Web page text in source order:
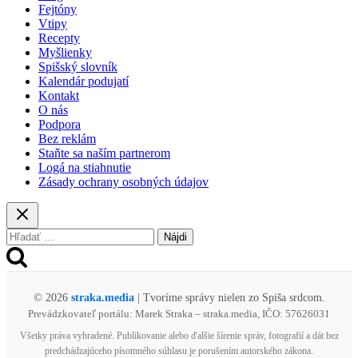
dieťaťa
Fejtóny
Vtipy
Recepty
Myšlienky
Spišský slovník
Kalendár podujatí
Kontakt
O nás
Podpora
Bez reklám
Staňte sa naším partnerom
Logá na stiahnutie
Zásady ochrany osobných údajov
Hľadať:
© 2026 straka.media| Tvoríme správy nielen zo Spiša srdcom.
Prevádzkovateľ portálu: Marek Straka – straka.media, IČO: 57626031
Všetky práva vyhradené. Publikovanie alebo ďalšie šírenie správ, fotografií a dát bez
predchádzajúceho písomného súhlasu je porušením autorského zákona.